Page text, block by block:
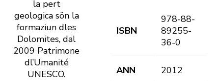
la pert
geologica sön la
formaziun dles
Dolomites, dal
2009 Patrimone
dl’Umanité
UNESCO.
ISBN
978-88-
89255-
36-0
ANN 2012